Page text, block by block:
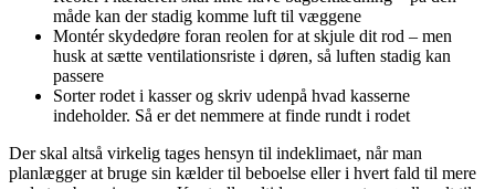
måde kan der stadig komme luft til væggene
Montér skydedøre foran reolen for at skjule dit rod – men
husk at sætte ventilationsriste i døren, så luften stadig kan
passere
Sorter rodet i kasser og skriv udenpå hvad kasserne
indeholder. Så er det nemmere at finde rundt i rodet
Der skal altså virkelig tages hensyn til indeklimaet, når man
planlægger at bruge sin kælder til beboelse eller i hvert fald til mere